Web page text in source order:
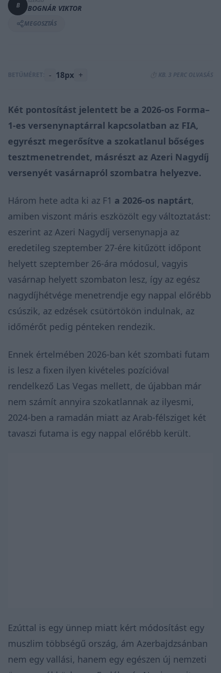
B BOGNÁR VIKTOR
MEGOSZTÁS
BETŰMÉRET: - 18px + ⏱️ KB. 3 PERC OLVASÁS
Két pontosítást jelentett be a 2026-os Forma–
1-es versenynaptárral kapcsolatban az FIA,
egyrészt megerősítve a szokatlanul bőséges
tesztmenetrendet, másrészt az Azeri Nagydíj
versenyét vasárnapról szombatra helyezve.
Három hete adta ki az F1 a 2026-os naptárt,
amiben viszont máris eszközölt egy változtatást:
eszerint az Azeri Nagydíj versenynapja az
eredetileg szeptember 27-ére kitűzött időpont
helyett szeptember 26-ára módosul, vagyis
vasárnap helyett szombaton lesz, így az egész
nagydíjhétvége menetrendje egy nappal előrébb
csúszik, az edzések csütörtökön indulnak, az
időmérőt pedig pénteken rendezik.
Ennek értelmében 2026-ban két szombati futam
is lesz a fixen ilyen kivételes pozícióval
rendelkező Las Vegas mellett, de újabban már
nem számít annyira szokatlannak az ilyesmi,
2024-ben a ramadán miatt az Arab-félsziget két
tavaszi futama is egy nappal előrébb került.
Ezúttal is egy ünnep miatt kért módosítást egy
muszlim többségű ország, ám Azerbajdzsánban
nem egy vallási, hanem egy egészen új nemzeti